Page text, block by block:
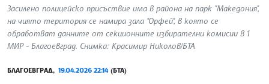
Засилено полицейско присъствие има в района на парк "Македония",
на чиято територия се намира зала "Орфей", в която се
обработват данните от секционните избирателни комисии в 1
МИР - Благоевград. Снимка: Красимир Николов/БТА
БЛАГОЕВГРАД, 19.04.2026 22:14 (БТА)